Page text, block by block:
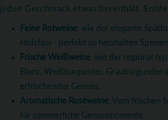
jeden Geschmack etwas bereithält.
Feine Rotweine, wie der elegante
Holzfass - perfekt zu herzhaften
Frische Weißweine, wie der regional
Blanc, Weißburgunder, Grauburgunder
erfrischender Genuss.
Aromatische Roséweine: Vom frischen
für sommerliche Genussmomente.